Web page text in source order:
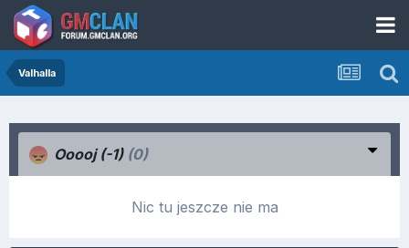
Valhalla
Ooooj (-1) (0)
Nic tu jeszcze nie ma